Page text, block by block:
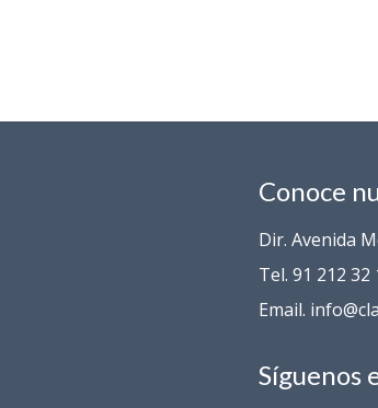
Conoce
Dir. Avenida
Tel. 91 212 32
Email.
Síguenos